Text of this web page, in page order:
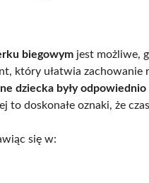
biegowym jest możliwe,
który ułatwia
dziecka były
doskonałe oznaki, że
się w: